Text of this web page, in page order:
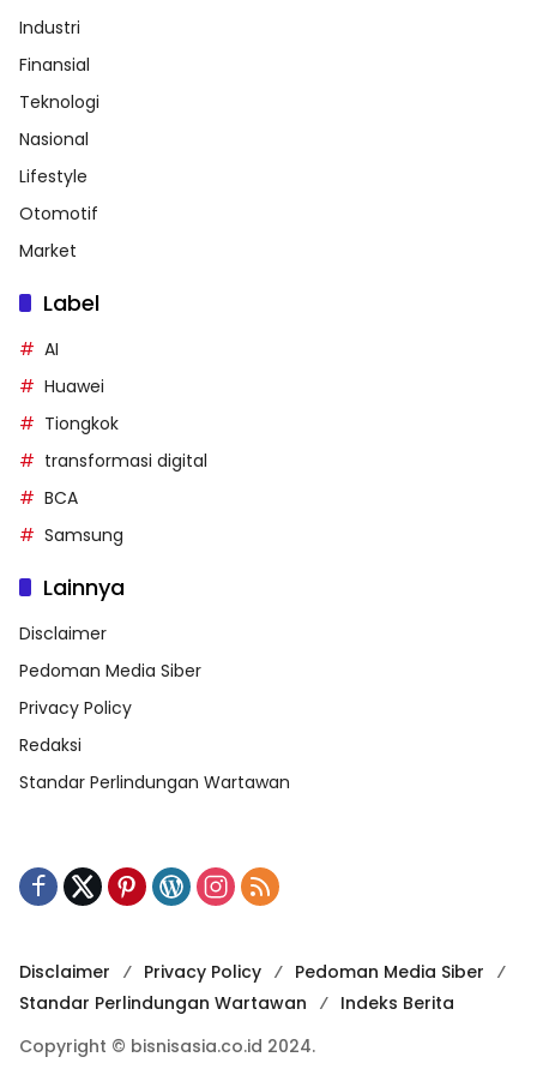
Industri
Finansial
Teknologi
Nasional
Lifestyle
Otomotif
Market
Label
AI
Huawei
Tiongkok
transformasi digital
BCA
Samsung
Lainnya
Disclaimer
Pedoman Media Siber
Privacy Policy
Redaksi
Standar Perlindungan Wartawan
Disclaimer Privacy Policy
Pedoman Media Siber
Standar Perlindungan Wartawan
Indeks Berita
Copyright © bisnisasia.co.id 2024.